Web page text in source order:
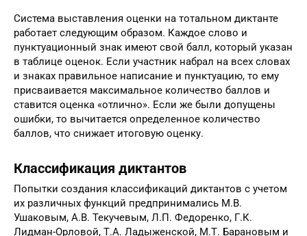
Система выставления оценки на тотальном диктанте
работает следующим образом. Каждое слово и
пунктуационный знак имеют свой балл, который указан
в таблице оценок. Если участник набрал на всех словах
и знаках правильное написание и пунктуацию, то ему
присваивается максимальное количество баллов и
ставится оценка «отлично». Если же были допущены
ошибки, то вычитается определенное количество
баллов, что снижает итоговую оценку.
Классификация диктантов
Попытки создания классификаций диктантов с учетом
их различных функций предпринимались М.В.
Ушаковым, А.В. Текучевым, Л.П. Федоренко, Г.К.
Лидман-Орловой, Т.А. Ладыженской, М.Т. Барановым и